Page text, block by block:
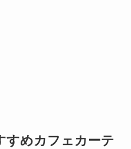
すめカフェカーテ